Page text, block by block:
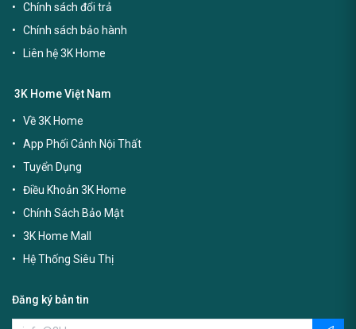
Chính sách đổi trả
Chính sách bảo hành
Liên hệ 3K Home
3K Home Việt Nam
Về 3K Home
App Phối Cảnh Nội Thất
Tuyển Dụng
Điều Khoản 3K Home
Chính Sách Bảo Mật
3K Home Mall
Hệ Thống Siêu Thị
Đăng ký bản tin